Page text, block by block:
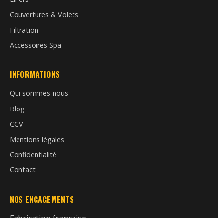
Couvertures & Volets
Filtration
Accessoires Spa
INFORMATIONS
Qui sommes-nous
Blog
CGV
Mentions légales
Confidentialité
Contact
NOS ENGAGEMENTS